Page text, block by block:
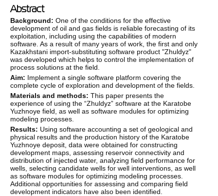
Abstract
Background: One of the conditions for the effective
development of oil and gas fields is reliable forecasting of its
exploitation, including using the capabilities of modern
software. As a result of many years of work, the first and only
Kazakhstani import-substituting software product "Zhuldyz"
was developed which helps to control the implementation of
process solutions at the field.
Aim: Implement a single software platform covering the
complete cycle of exploration and development of the fields.
Materials and methods: This paper presents the
experience of using the “Zhuldyz” software at the Karatobe
Yuzhnoye field, as well as software modules for optimizing
modeling processes.
Results: Using software accounting a set of geological and
physical results and the production history of the Karatobe
Yuzhnoye deposit, data were obtained for constructing
development maps, assessing reservoir connectivity and
distribution of injected water, analyzing field performance for
wells, selecting candidate wells for well interventions, as well
as software modules for optimizing modeling processes.
Additional opportunities for assessing and comparing field
development indicators have also been identified.